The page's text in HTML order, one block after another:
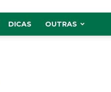
DICAS OUTRAS